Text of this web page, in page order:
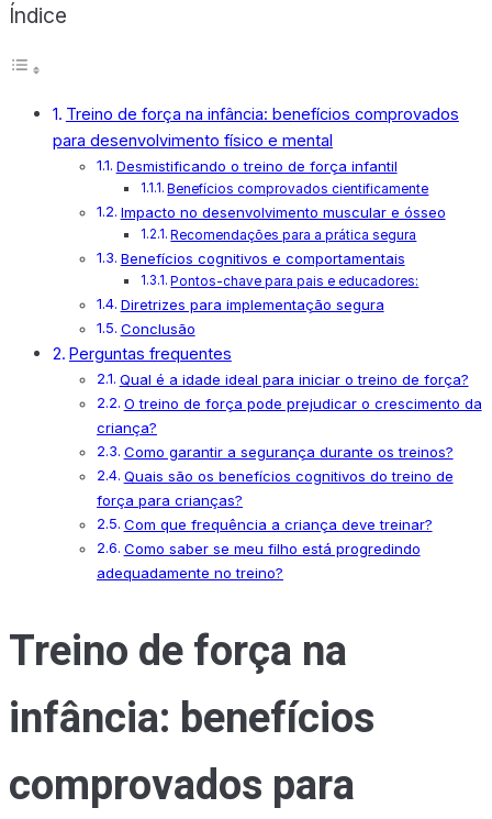
Índice
Treino de força na infância: benefícios comprovados
para desenvolvimento físico e mental
Desmistificando o treino de força infantil
Benefícios comprovados cientificamente
Impacto no desenvolvimento muscular e ósseo
Recomendações para a prática segura
Benefícios cognitivos e comportamentais
Pontos-chave para pais e educadores:
Diretrizes para implementação segura
Conclusão
Perguntas frequentes
Qual é a idade ideal para iniciar o treino de força?
O treino de força pode prejudicar o crescimento da
criança?
Como garantir a segurança durante os treinos?
Quais são os benefícios cognitivos do treino de
força para crianças?
Com que frequência a criança deve treinar?
Como saber se meu filho está progredindo
adequadamente no treino?
Treino de força na
infância: benefícios
comprovados para